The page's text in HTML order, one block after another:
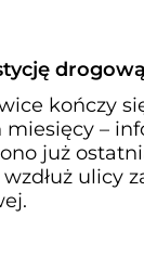
kończy
–
już
ulicy